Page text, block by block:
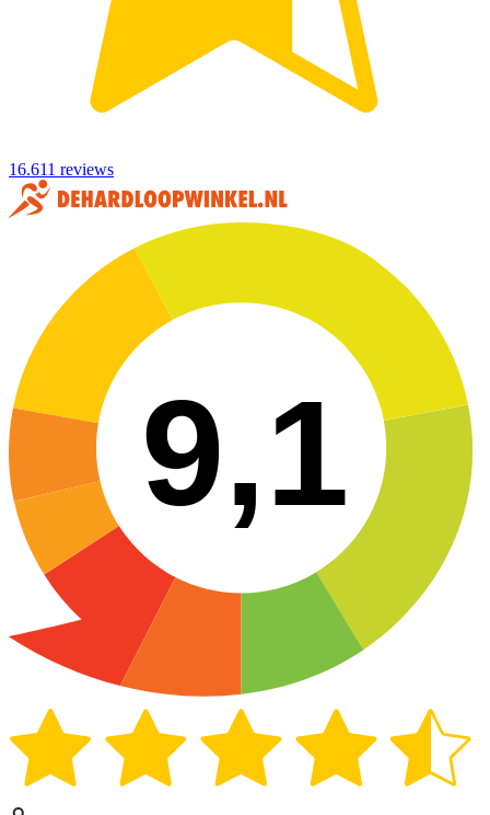
16.611 reviews
9,1